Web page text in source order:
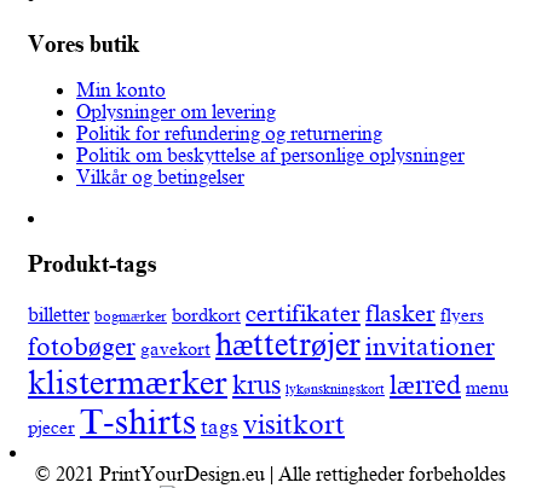
Vores butik
Min konto
Oplysninger om levering
Politik for refundering og returnering
Politik om beskyttelse af personlige oplysninger
Vilkår og betingelser
Produkt-tags
billetter bogmærker bordkort certifikaterflasker flyers
fotobøger gavekort hættetrøjerinvitationer
klistermærkerkrus lykønskningskort lærred menu
pjecer T-shirts tags visitkort
© 2021 PrintYourDesign.eu | Alle rettigheder forbeholdes